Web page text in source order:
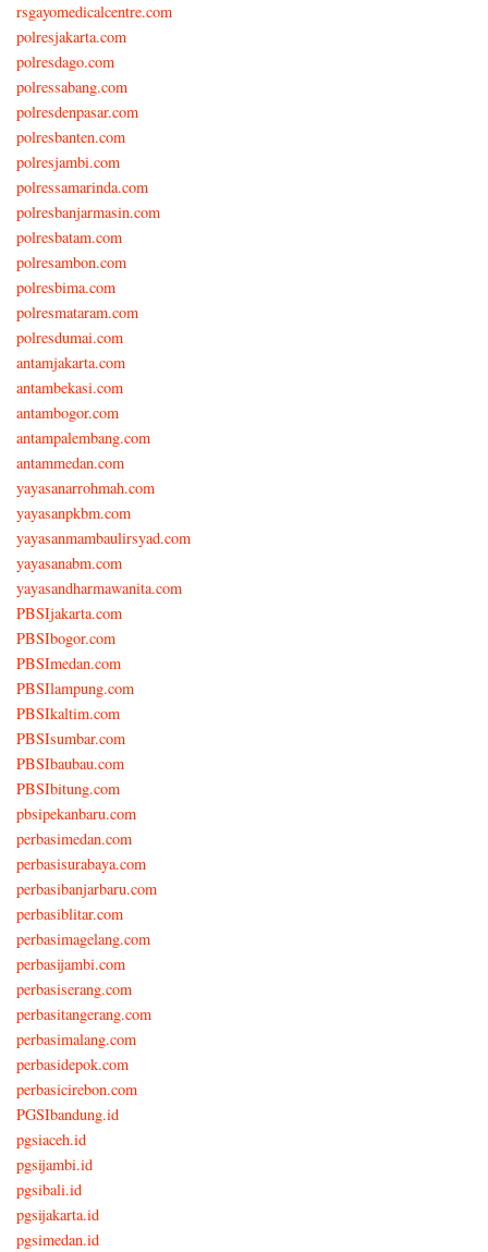
rsgayomedicalcentre.com
polresjakarta.com
polresdago.com
polressabang.com
polresdenpasar.com
polresbanten.com
polresjambi.com
polressamarinda.com
polresbanjarmasin.com
polresbatam.com
polresambon.com
polresbima.com
polresmataram.com
polresdumai.com
antamjakarta.com
antambekasi.com
antambogor.com
antampalembang.com
antammedan.com
yayasanarrohmah.com
yayasanpkbm.com
yayasanmambaulirsyad.com
yayasanabm.com
yayasandharmawanita.com
PBSIjakarta.com
PBSIbogor.com
PBSImedan.com
PBSIlampung.com
PBSIkaltim.com
PBSIsumbar.com
PBSIbaubau.com
PBSIbitung.com
pbsipekanbaru.com
perbasimedan.com
perbasisurabaya.com
perbasibanjarbaru.com
perbasiblitar.com
perbasimagelang.com
perbasijambi.com
perbasiserang.com
perbasitangerang.com
perbasimalang.com
perbasidepok.com
perbasicirebon.com
PGSIbandung.id
pgsiaceh.id
pgsijambi.id
pgsibali.id
pgsijakarta.id
pgsimedan.id